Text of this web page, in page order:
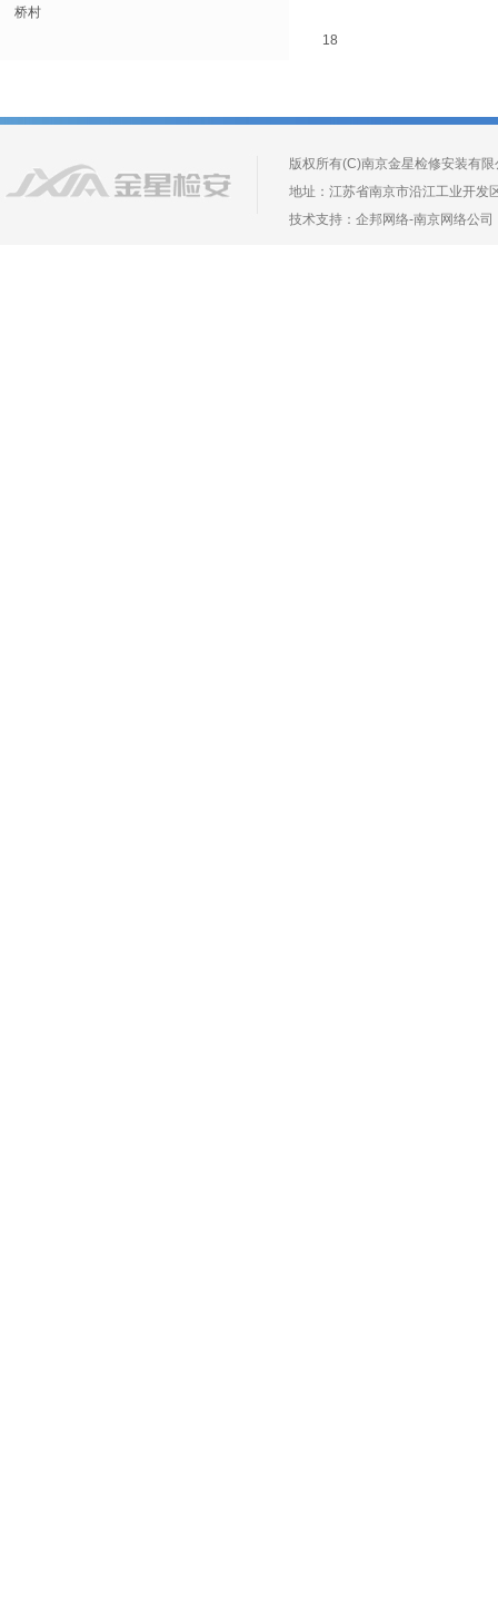
桥村
18
版权所有(C)南京金星检修安装有
地址：江苏省南京市沿江工业开
技术支持： 企邦网络-南京网络公司